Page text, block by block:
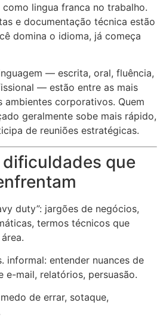
lingua franca no trabalho.
e documentação técnica estão
domina o idioma, já começa
— escrita, oral, fluência,
— estão entre as mais
ambientes corporativos. Quem
geralmente sobe mais rápido,
de reuniões estratégicas.
que
duty”: jargões de negócios,
termos técnicos que
informal: entender nuances de
e-mail, relatórios, persuasão.
de errar, sotaque,